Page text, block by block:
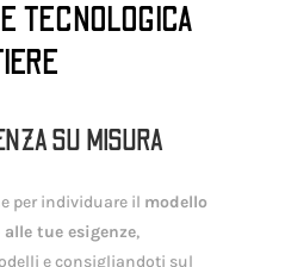
TECNOLOGICA
SU MISURA
per individuare il modello
tue esigenze,
e consigliandoti sul